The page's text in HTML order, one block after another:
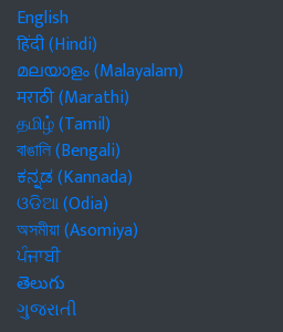
English
हिंदी (Hindi)
മലയാളം (Malayalam)
मराठी (Marathi)
தமிழ் (Tamil)
বাঙালি (Bengali)
ಕನ್ನಡ (Kannada)
ଓଡିଆ (Odia)
অসমীয়া (Asomiya)
ਪੰਜਾਬੀ
తెలుగు
ગુજરાતી